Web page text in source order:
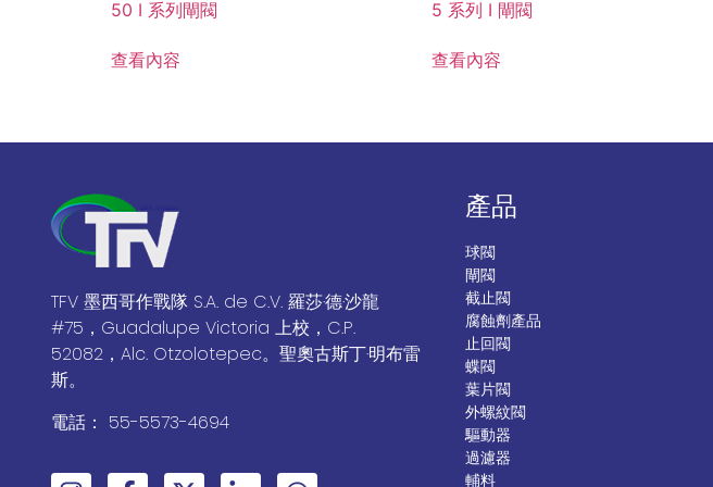
50 I 系列閘閥
查看內容
5 系列 I 閘閥
查看內容
TFV 墨西哥作戰隊 S.A. de C.V. 羅莎·德·沙龍
#75，Guadalupe Victoria 上校，C.P.
52082，Alc. Otzolotepec。聖奧古斯丁·明布雷
斯。
電話： 55-5573-4694
產品
球閥
閘閥
截止閥
腐蝕劑產品
止回閥
蝶閥
葉片閥
外螺紋閥
驅動器
過濾器
輔料